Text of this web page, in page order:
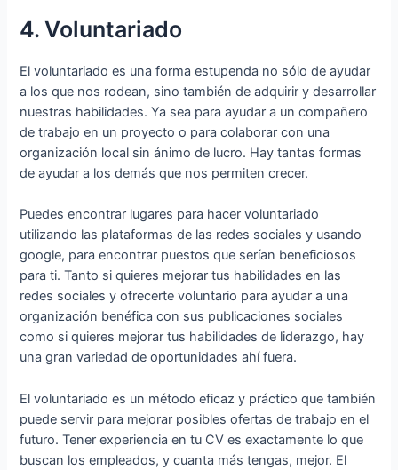
4. Voluntariado
El voluntariado es una forma estupenda no sólo de ayudar
a los que nos rodean, sino también de adquirir y desarrollar
nuestras habilidades. Ya sea para ayudar a un compañero
de trabajo en un proyecto o para colaborar con una
organización local sin ánimo de lucro. Hay tantas formas
de ayudar a los demás que nos permiten crecer.
Puedes encontrar lugares para hacer voluntariado
utilizando las plataformas de las redes sociales y usando
google, para encontrar puestos que serían beneficiosos
para ti. Tanto si quieres mejorar tus habilidades en las
redes sociales y ofrecerte voluntario para ayudar a una
organización benéfica con sus publicaciones sociales
como si quieres mejorar tus habilidades de liderazgo, hay
una gran variedad de oportunidades ahí fuera.
El voluntariado es un método eficaz y práctico que también
puede servir para mejorar posibles ofertas de trabajo en el
futuro. Tener experiencia en tu CV es exactamente lo que
buscan los empleados, y cuanta más tengas, mejor. El